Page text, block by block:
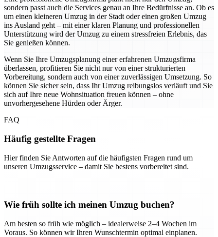
sondern passt auch die Services genau an Ihre Bedürfnisse an. Ob es
um einen kleineren Umzug in der Stadt oder einen großen Umzug
ins Ausland geht – mit einer klaren Planung und professionellen
Unterstützung wird der Umzug zu einem stressfreien Erlebnis, das
Sie genießen können.
Wenn Sie Ihre Umzugsplanung einer erfahrenen Umzugsfirma
überlassen, profitieren Sie nicht nur von einer strukturierten
Vorbereitung, sondern auch von einer zuverlässigen Umsetzung. So
können Sie sicher sein, dass Ihr Umzug reibungslos verläuft und Sie
sich auf Ihre neue Wohnsituation freuen können – ohne
unvorhergesehene Hürden oder Ärger.
FAQ
Häufig gestellte Fragen
Hier finden Sie Antworten auf die häufigsten Fragen rund um
unseren Umzugsservice – damit Sie bestens vorbereitet sind.
Wie früh sollte ich meinen Umzug buchen?
Am besten so früh wie möglich – idealerweise 2–4 Wochen im
Voraus. So können wir Ihren Wunschtermin optimal einplanen.